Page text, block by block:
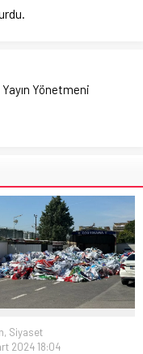
Yönetmeni
, Siyaset
2024 18:04